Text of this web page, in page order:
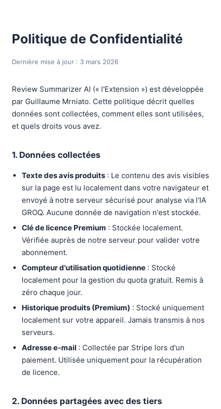
Politique de Confidentialité
Dernière mise à jour : 3 mars 2026
Review Summarizer AI (« l'Extension ») est développée
par Guillaume Mrniato. Cette politique décrit quelles
données sont collectées, comment elles sont utilisées,
et quels droits vous avez.
1. Données collectées
Texte des avis produits : Le contenu des avis visibles
sur la page est lu localement dans votre navigateur et
envoyé à notre serveur sécurisé pour analyse via l'IA
GROQ. Aucune donnée de navigation n'est stockée.
Clé de licence Premium : Stockée localement.
Vérifiée auprès de notre serveur pour valider votre
abonnement.
Compteur d'utilisation quotidienne : Stocké
localement pour la gestion du quota gratuit. Remis à
zéro chaque jour.
Historique produits (Premium) : Stocké uniquement
localement sur votre appareil. Jamais transmis à nos
serveurs.
Adresse e-mail : Collectée par Stripe lors d'un
paiement. Utilisée uniquement pour la récupération
de licence.
2. Données partagées avec des tiers